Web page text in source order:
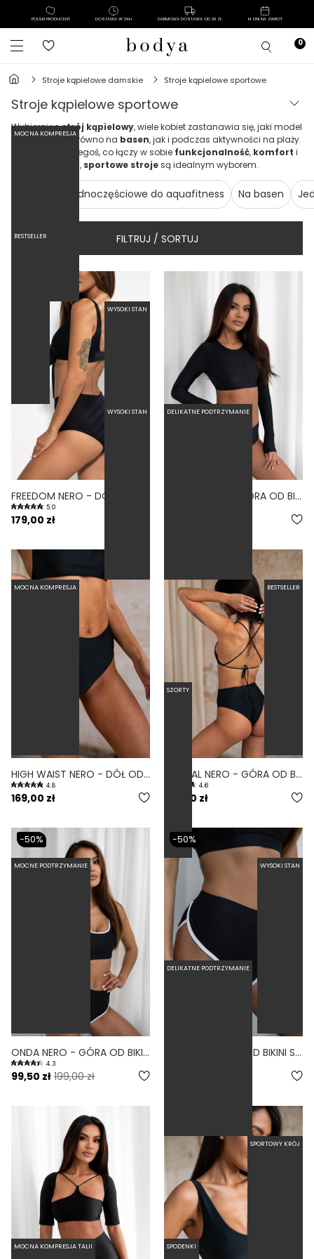
POLSKI PRODUCENT DOSTAWA W 24H DARMOWA DOSTAWA OD 39 ZŁ 14 DNI NA ZWROT
stroje kąpielowe damskie stroje kąpielowe sportowe
stroje kąpielowe sportowe
Wybierającstrój kąpielowy, wiele kobiet zastanawia się, jaki model
sprawdzi się zarówno na basen, jak i podczas aktywności na plaży.
Jeśli szukasz czegoś, co łączy w sobie funkcjonalność, komfort i
wygląd, sportowe strojesą idealnym wyborem.
Jednoczęściowe do aquafitness Na basen
FILTRUJ / SORTUJ
MOCNA KOMPRESJA
WYSOKI STAN
5.0
179,00 zł
MANGA NERO - GÓRA OD BIKINI Z DŁUGIM RĘKAWEM CZARNY
BESTSELLER
WYSOKI STAN
MOCNA KOMPRESJA
HIGH WAIST NERO - DÓŁ OD BIKINI WYSOKI STAN FIGI CZARNY
4.8
169,00 zł
DELIKATNE PODTRZYMANIE
BESTSELLER
MINIMAL NERO - GÓRA OD BIKINI NA MAŁY BIUST WIĄZANE PLECY CZARNY
4.6
189,00 zł
MOCNE PODTRZYMANIE
-50%
ONDA NERO - GÓRA OD BIKINI SPORTOWA CZARNY
4.3
99,50 zł 199,00 zł
SZORTY
WYSOKI STAN
-50%
VIBE NERO - DÓŁ OD BIKINI SZORTY CZARNY
DELIKATNE PODTRZYMANIE
SPORTOWY KRÓJ
MOCNA KOMPRESJA TALII SPODENKI